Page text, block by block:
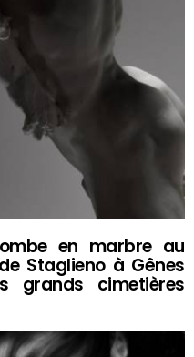
en marbre au
Staglieno à Gênes
grands cimetières